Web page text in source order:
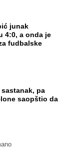
junak
4:0, a onda je
fudbalske
pa
saopštio da